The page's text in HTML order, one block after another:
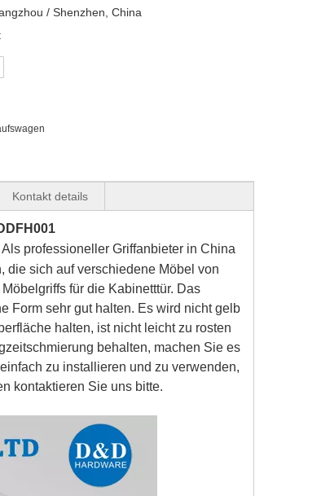
/ Shenzhen, China
Kontakt details
professioneller Griffanbieter in China
die sich auf verschiedene Möbel von
für die Kabinetttür. Das
Form sehr gut halten. Es wird nicht gelb
halten, ist nicht leicht zu rosten
behalten, machen Sie es
zu installieren und zu verwenden,
kontaktieren Sie uns bitte.